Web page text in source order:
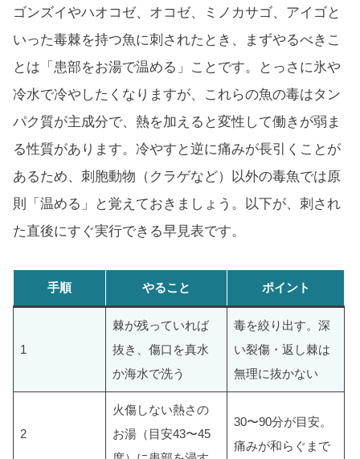
ゴンズイやハオコゼ、オコゼ、ミノカサゴ、アイゴと
いった毒棘を持つ魚に刺されたとき、まずやるべきこ
とは「患部をお湯で温める」ことです。とっさに氷や
冷水で冷やしたくなりますが、これらの魚の毒はタン
パク質が主成分で、熱を加えると変性して働きが弱ま
る性質があります。冷やすと逆に痛みが長引くことが
あるため、刺胞動物（クラゲなど）以外の毒魚では原
則「温める」と覚えておきましょう。以下が、刺され
た直後にすぐ実行できる早見表です。
手順 やること ポイント
1
棘が残っていれば
抜き、傷口を真水
か海水で洗う
毒を絞り出す。深
い裂傷・返し棘は
無理に抜かない
2
火傷しない熱さの
お湯（目安43〜45
30〜90分が目安。
痛みが和らぐまで